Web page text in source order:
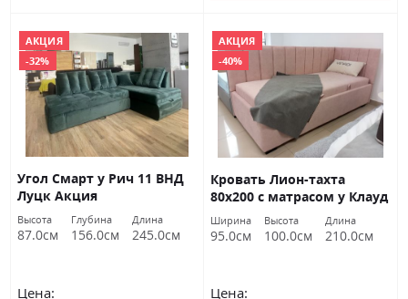
АКЦИЯ
-32%
Угол Смарт у Рич 11 ВНД
Луцк Акция
Высота
87.0см
Глубина
156.0см
Длина
245.0см
Цена:
АКЦИЯ
-40%
Кровать Лион-тахта
80х200 с матрасом у Клауд
60 ВНД Луцк Акция
Ширина
95.0см
Высота
100.0см
Длина
210.0см
Цена: